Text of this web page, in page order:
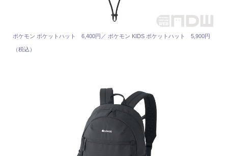
ポケモン ポケットハット 6,400円／ ポケモン KIDS ポケットハット 5,900円
（税込）